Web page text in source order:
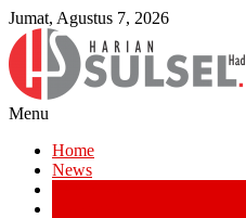
Lompat
ke
konten
Jumat, Agustus 7, 2026
Sulsel
Menu
Home
News